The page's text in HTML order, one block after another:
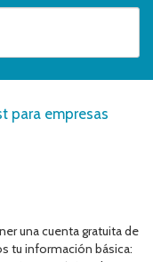
para empresas
una cuenta gratuita de
tu información básica: